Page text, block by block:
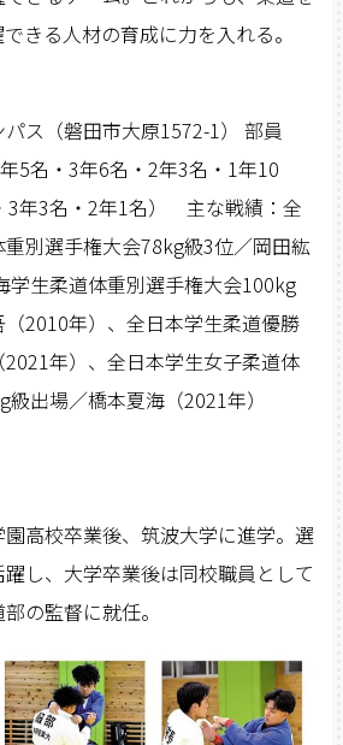
きる人材の育成に力を入れる。
ス（磐田市大原1572-1） 部員
5名・3年6名・2年3名・1年10
3年3名・2年1名） 主な戦績：全
別選手権大会78kg級3位／岡田紘
学生柔道体重別選手権大会100kg
2010年）、全日本学生柔道優勝
年）、全日本学生女子柔道体
出場／橋本夏海（2021年）
高校卒業後、筑波大学に進学。選
し、大学卒業後は同校職員として
の監督に就任。